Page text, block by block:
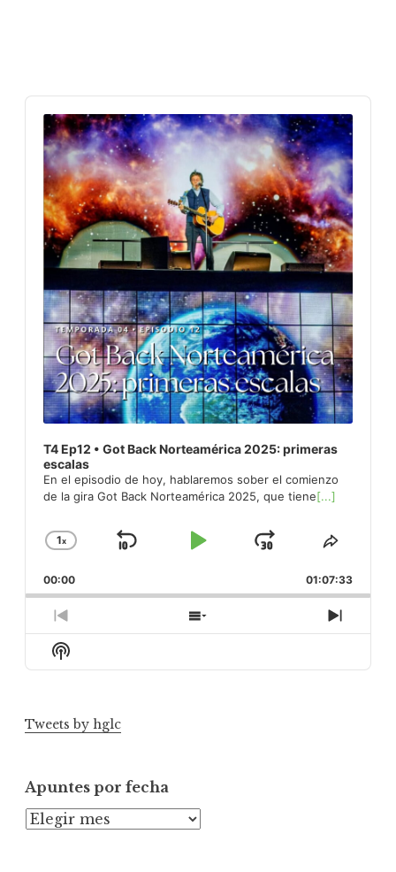
Audio
Player
T4 Ep12 • Got Back Norteamérica 2025: primeras
escalas
En el episodio de hoy, hablaremos sober el comienzo
de la gira Got Back Norteamérica 2025, que tiene[...]
Change
Rate
1x
Skip
Play
Jump
Forward
Share
00:00 01:07:33
Previous
Episode
Show
Episodes
Next
Show
Podcast
Tweets by hglc
Apuntes por fecha
A